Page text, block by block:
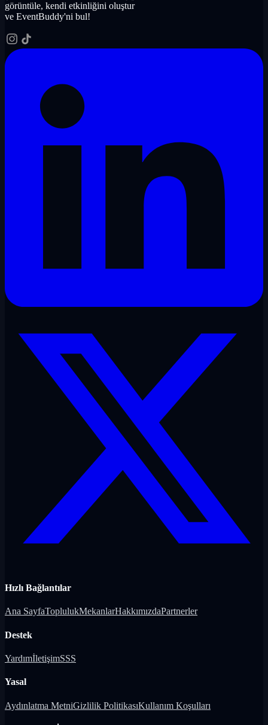
görüntüle, kendi etkinliğini oluştur
ve EventBuddy'ni bul!
Hızlı Bağlantılar
Ana SayfaToplulukMekanlarHakkımızdaPartnerler
Destek
YardımİletişimSSS
Yasal
Aydınlatma MetniGizlilik PolitikasıKullanım Koşulları